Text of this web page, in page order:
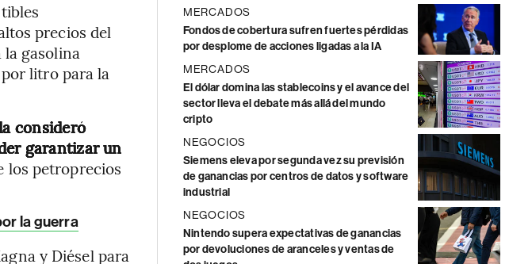
precios del
gasolina
litro para la
consideró
garantizar un
los petroprecios
la guerra
y Diésel para
MERCADOS
Fondos de cobertura sufren fuertes pérdidas
por desplome de acciones ligadas a la IA
MERCADOS
El dólar domina las stablecoins y el avance del
sector lleva el debate más allá del mundo
cripto
NEGOCIOS
Siemens eleva por segunda vez su previsión
de ganancias por centros de datos y software
industrial
NEGOCIOS
Nintendo supera expectativas de ganancias
por devoluciones de aranceles y ventas de